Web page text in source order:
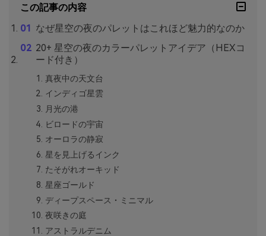
この記事の内容
なぜ星空の夜のパレットはこれほど魅力的なのか
20+ 星空の夜のカラーパレットアイデア（HEXコ
ード付き）
真夜中の天文台
インディゴ星雲
月光の港
ビロードの宇宙
オーロラの静寂
星を見上げるインク
たそがれオーキッド
星座ゴールド
ディープスペース・ミニマル
夜咲きの庭
アストラルデニム